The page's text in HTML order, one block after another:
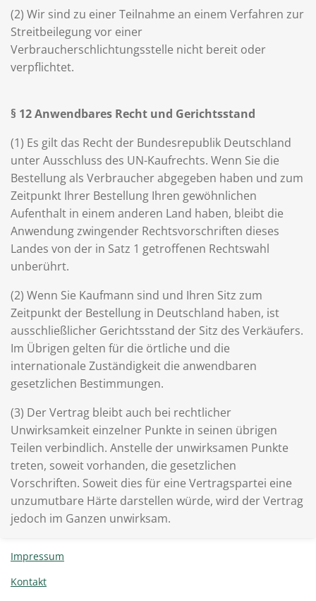
(2) Wir sind zu einer Teilnahme an einem Verfahren zur
Streitbeilegung vor einer
Verbraucherschlichtungsstelle nicht bereit oder
verpflichtet.
§ 12 Anwendbares Recht und Gerichtsstand
(1) Es gilt das Recht der Bundesrepublik Deutschland
unter Ausschluss des UN-Kaufrechts. Wenn Sie die
Bestellung als Verbraucher abgegeben haben und zum
Zeitpunkt Ihrer Bestellung Ihren gewöhnlichen
Aufenthalt in einem anderen Land haben, bleibt die
Anwendung zwingender Rechtsvorschriften dieses
Landes von der in Satz 1 getroffenen Rechtswahl
unberührt.
(2) Wenn Sie Kaufmann sind und Ihren Sitz zum
Zeitpunkt der Bestellung in Deutschland haben, ist
ausschließlicher Gerichtsstand der Sitz des Verkäufers.
Im Übrigen gelten für die örtliche und die
internationale Zuständigkeit die anwendbaren
gesetzlichen Bestimmungen.
(3) Der Vertrag bleibt auch bei rechtlicher
Unwirksamkeit einzelner Punkte in seinen übrigen
Teilen verbindlich. Anstelle der unwirksamen Punkte
treten, soweit vorhanden, die gesetzlichen
Vorschriften. Soweit dies für eine Vertragspartei eine
unzumutbare Härte darstellen würde, wird der Vertrag
jedoch im Ganzen unwirksam.
Impressum
Kontakt